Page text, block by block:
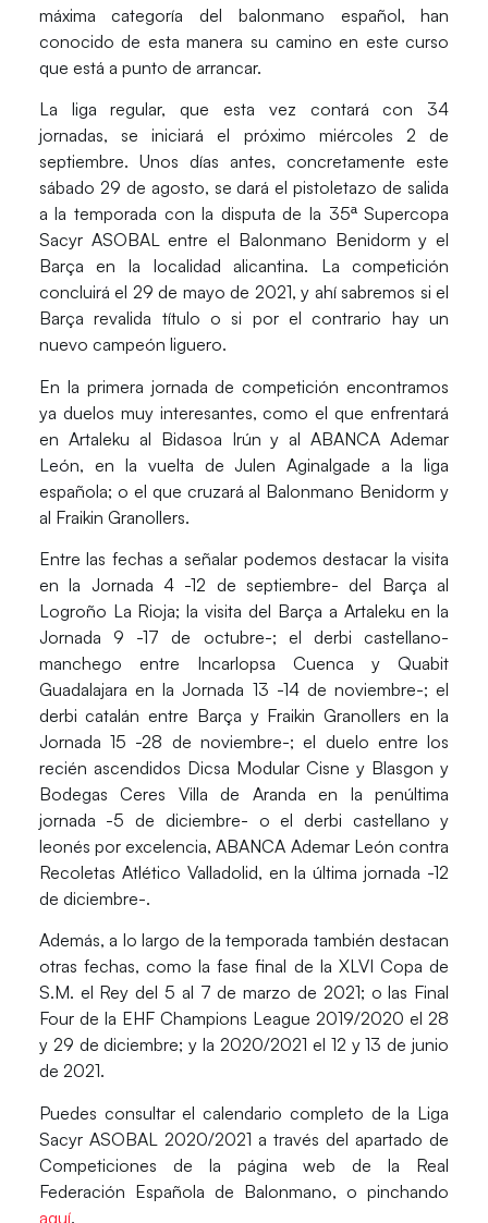
máxima categoría del balonmano español, han
conocido de esta manera su camino en este curso
que está a punto de arrancar.
La liga regular, que esta vez contará con 34
jornadas, seiniciará el próximo miércoles 2 de
septiembre. Unos días antes, concretamente este
sábado 29 de agosto, se dará el pistoletazo de salida
a la temporada con la disputa de la 35ª Supercopa
Sacyr ASOBAL entre el Balonmano Benidorm y el
Barça en la localidad alicantina. La competición
concluirá el 29 de mayo de 2021, y ahí sabremos si el
Barça revalida título o si por el contrario hay un
nuevo campeón liguero.
En la primera jornada de competición encontramos
ya duelos muy interesantes, como el que enfrentará
en Artaleku al Bidasoa Irún y al ABANCA Ademar
León, en la vuelta de Julen Aginalgade a la liga
española; o el que cruzará al Balonmano Benidorm y
al Fraikin Granollers.
Entre las fechas a señalar podemos destacar la visita
en la Jornada 4 -12 de septiembre- del Barça al
Logroño La Rioja; la visita del Barça a Artaleku en la
Jornada 9 -17 de octubre-; el derbi castellano-
manchego entre Incarlopsa Cuenca y Quabit
Guadalajara en la Jornada 13 -14 de noviembre-; el
derbi catalán entre Barça y Fraikin Granollers en la
Jornada 15 -28 de noviembre-; el duelo entre los
recién ascendidos Dicsa Modular Cisne y Blasgon y
Bodegas Ceres Villa de Aranda en la penúltima
jornada -5 de diciembre- o el derbi castellano y
leonés por excelencia, ABANCA Ademar León contra
Recoletas Atlético Valladolid, en la última jornada -12
de diciembre-.
Además, a lo largo de la temporada también destacan
otras fechas, como la fase final de la XLVI Copa de
S.M. el Rey del 5 al 7 de marzo de 2021; o las Final
Four de la EHF Champions League 2019/2020 el 28
y 29 de diciembre; y la 2020/2021 el 12 y 13 de junio
de 2021.
Puedes consultar el calendario completo de la Liga
Sacyr ASOBAL 2020/2021 a través del apartado de
Competiciones de la página web de la Real
Federación Española de Balonmano, o pinchando
aquí.